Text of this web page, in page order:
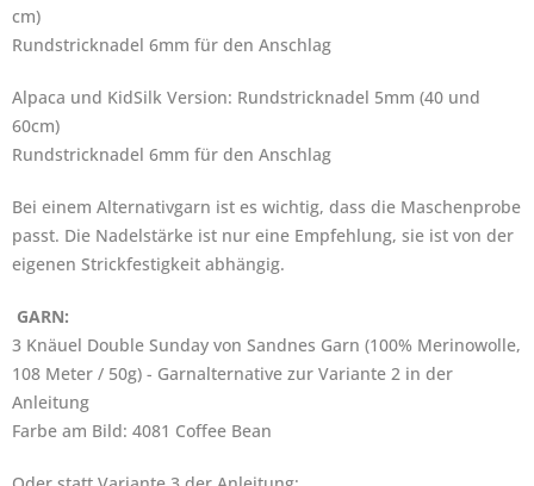
cm)
Rundstricknadel 6mm für den Anschlag
Alpaca und KidSilk Version: Rundstricknadel 5mm (40 und
60cm)
Rundstricknadel 6mm für den Anschlag
Bei einem Alternativgarn ist es wichtig, dass die Maschenprobe
passt. Die Nadelstärke ist nur eine Empfehlung, sie ist von der
eigenen Strickfestigkeit abhängig.
GARN:
3 Knäuel Double Sunday von Sandnes Garn (100% Merinowolle,
108 Meter / 50g) - Garnalternative zur Variante 2 in der
Anleitung
Farbe am Bild: 4081 Coffee Bean